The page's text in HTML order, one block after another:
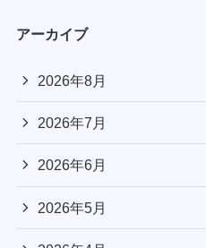
アーカイブ
2026年8月
2026年7月
2026年6月
2026年5月